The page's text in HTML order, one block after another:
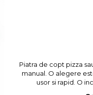
Piatra de copt pizza
manual. O alegere
usor si rapid. O